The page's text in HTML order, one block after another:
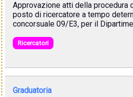
Approvazione atti della procedura
posto di ricercatore a tempo
concorsuale 09/E3, per il
Ricercatori
Graduatoria